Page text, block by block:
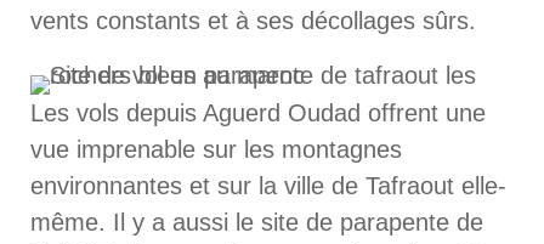
vents constants et à ses décollages sûrs.
Les vols depuis Aguerd Oudad offrent une
vue imprenable sur les montagnes
environnantes et sur la ville de Tafraout elle-
même. Il y a aussi le site de parapente de